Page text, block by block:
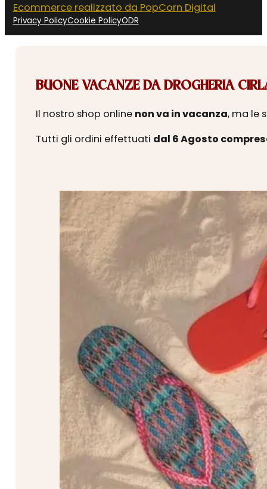
Ecommerce realizzato da PopCorn Digital
Privacy PolicyCookie PolicyODR
BUONE VACANZE DA DROGHERIA
Il nostro shop online non va in vacanza, ma le
Tutti gli ordini effettuati dal 6 Agosto